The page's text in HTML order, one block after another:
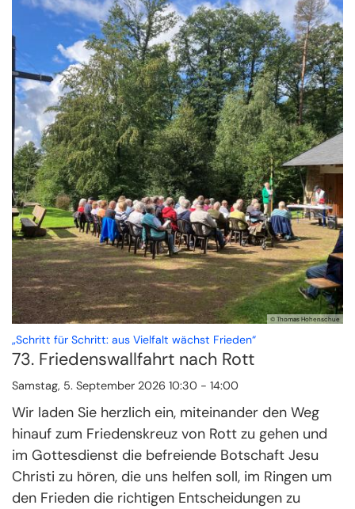
© Thomas Hohenschue
„Schritt für Schritt: aus Vielfalt wächst Frieden“:
73. Friedenswallfahrt nach Rott
Samstag, 5. September 2026 10:30 - 14:00
Wir laden Sie herzlich ein, miteinander den Weg
hinauf zum Friedenskreuz von Rott zu gehen und
im Gottesdienst die befreiende Botschaft Jesu
Christi zu hören, die uns helfen soll, im Ringen um
den Frieden die richtigen Entscheidungen zu